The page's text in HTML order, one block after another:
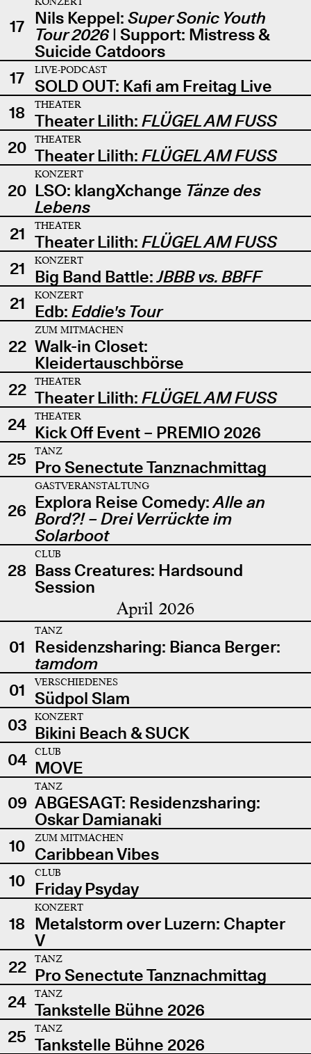
17 Nils Keppel: Super Sonic Youth
Tour 2026| Support: Mistress &
Suicide Catdoors
17
LIVE-PODCAST
SOLD OUT: Kafi am Freitag Live
18
THEATER
Theater Lilith: FLÜGEL AM FUSS
20
THEATER
Theater Lilith: FLÜGEL AM FUSS
20
KONZERT
LSO: klangXchange Tänze des
Lebens
21
THEATER
Theater Lilith: FLÜGEL AM FUSS
21
KONZERT
Big Band Battle:JBBB vs. BBFF
21
KONZERT
Edb: Eddie's Tour
22
ZUM MITMACHEN
Walk-in Closet:
Kleidertauschbörse
22
THEATER
Theater Lilith: FLÜGEL AM FUSS
24
THEATER
Kick Off Event – PREMIO 2026
25
TANZ
Pro Senectute Tanznachmittag
26
GASTVERANSTALTUNG
Explora Reise Comedy:Alle an
Bord?! – Drei Verrückte im
Solarboot
28
CLUB
Bass Creatures: Hardsound
Session
April 2026
01
TANZ
Residenzsharing: Bianca Berger:
tamdom
01
VERSCHIEDENES
Südpol Slam
03
KONZERT
Bikini Beach & SUCK
04
CLUB
MOVE
09
TANZ
ABGESAGT: Residenzsharing:
Oskar Damianaki
10
ZUM MITMACHEN
Caribbean Vibes
10
CLUB
Friday Psyday
18
KONZERT
Metalstorm over Luzern: Chapter
V
22
TANZ
Pro Senectute Tanznachmittag
24
TANZ
Tankstelle Bühne 2026
25
TANZ
Tankstelle Bühne 2026